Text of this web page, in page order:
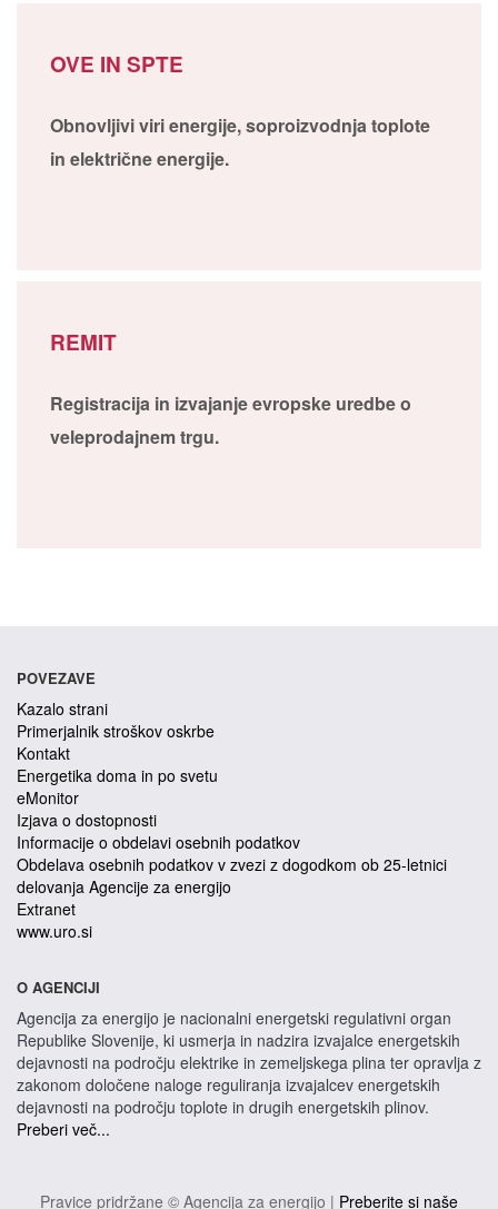
OVE IN SPTE
Obnovljivi viri energije, soproizvodnja toplote
in električne energije.
REMIT
Registracija in izvajanje evropske uredbe o
veleprodajnem trgu.
POVEZAVE
Kazalo strani
Primerjalnik stroškov oskrbe
Kontakt
Energetika doma in po svetu
eMonitor
Izjava o dostopnosti
Informacije o obdelavi osebnih podatkov
Obdelava osebnih podatkov v zvezi z dogodkom ob 25-letnici
delovanja Agencije za energijo
Extranet
www.uro.si
O AGENCIJI
Agencija za energijo je nacionalni energetski regulativni organ
Republike Slovenije, ki usmerja in nadzira izvajalce energetskih
dejavnosti na področju elektrike in zemeljskega plina ter opravlja z
zakonom določene naloge reguliranja izvajalcev energetskih
dejavnosti na področju toplote in drugih energetskih plinov.
Preberi več...
Pravice pridržane © Agencija za energijo | Preberite si naše